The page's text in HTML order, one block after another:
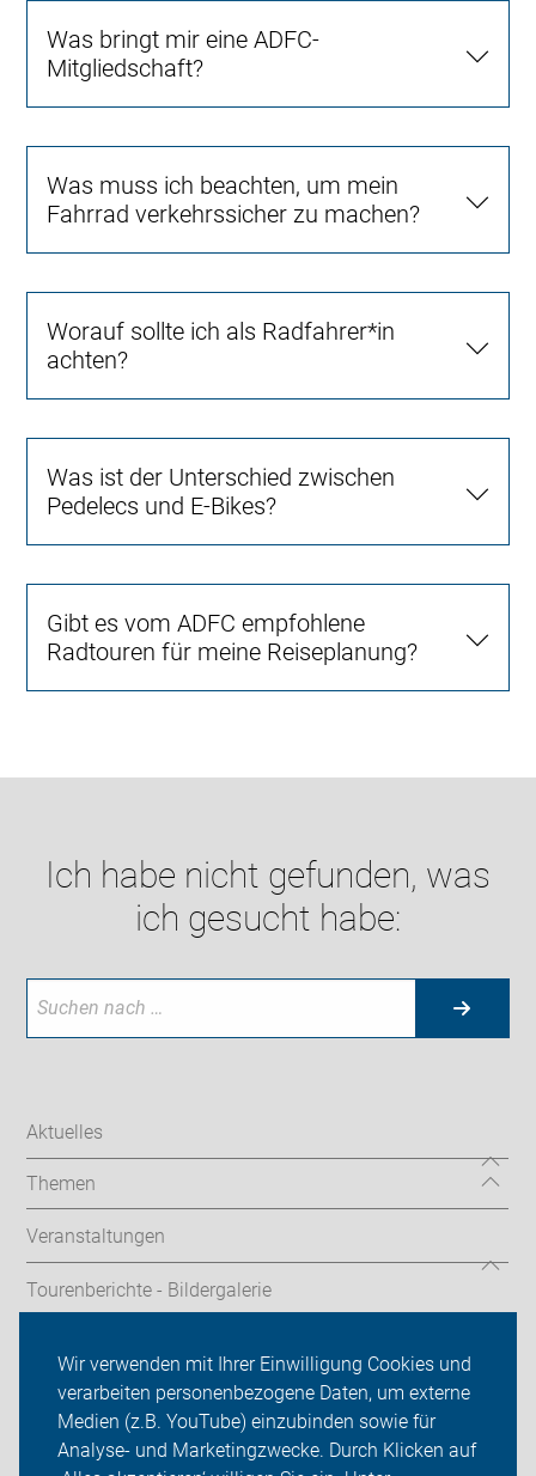
Wir verwenden mit Ihrer Einwilligung Cookies und
verarbeiten personenbezogene Daten, um externe
Medien (z.B. YouTube) einzubinden sowie für
Analyse- und Marketingzwecke. Durch Klicken auf
Was bringt mir eine ADFC-
Mitgliedschaft?
Was muss ich beachten, um mein
Fahrrad verkehrssicher zu machen?
Worauf sollte ich als Radfahrer*in
achten?
Was ist der Unterschied zwischen
Pedelecs und E-Bikes?
Gibt es vom ADFC empfohlene
Radtouren für meine Reiseplanung?
Ich habe nicht gefunden, was
ich gesucht habe:
Aktuelles
Themen
Veranstaltungen
Tourenberichte - Bildergalerie
ADFC Kaufbeuren-Ostallgäu
Sei dabei